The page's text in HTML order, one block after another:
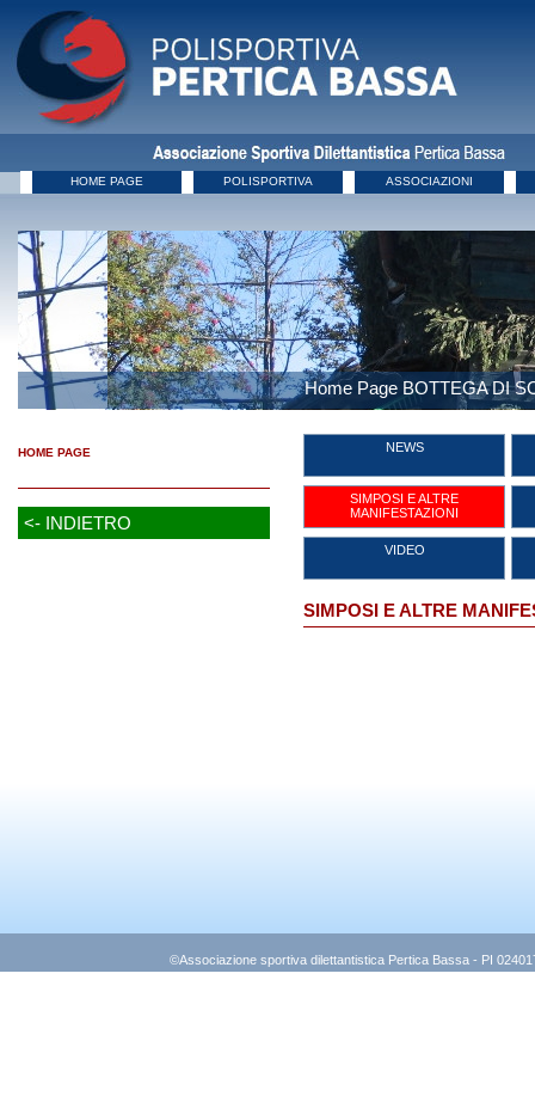
HOME PAGE POLISPORTIVA ASSOCIAZIONI
Home Page BOTTEGA DI
HOME PAGE
<- INDIETRO
NEWS
SIMPOSI E ALTRE
MANIFESTAZIONI
VIDEO
SIMPOSI E ALTRE
©Associazione sportiva dilettantistica Pertica Bassa - PI